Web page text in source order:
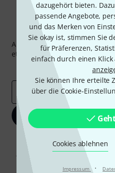
dazugehört bieten.
passende Angebote,
und das Merken von
Sie okay ist, stimmen Sie
für Präferenzen,
einfach durch einen Klick
Sie können Ihre erteilte
über die Cookie-
Cookies ablehnen
Impressum ·
Thomann
Abonniere den Thomann
etwas Glück einen von50
Inspirierende Beiträge
E-Mail-Adresse*
Jetzt
Mit Klick auf „Jetzt anmelden“
Werbung und einer Messung des
Abmeldung ist jederzeit möglich.
unseren